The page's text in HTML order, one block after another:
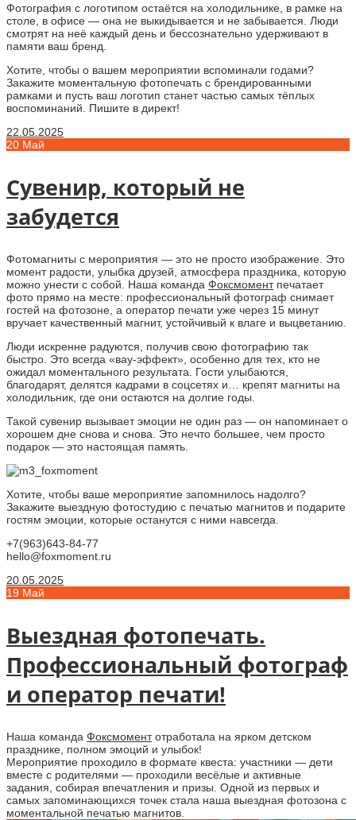
Фотография с логотипом остаётся на холодильнике, в рамке на
столе, в офисе — она не выкидывается и не забывается. Люди
смотрят на неё каждый день и бессознательно удерживают в
памяти ваш бренд.
Хотите, чтобы о вашем мероприятии вспоминали годами?
Закажите моментальную фотопечать с брендированными
рамками и пусть ваш логотип станет частью самых тёплых
воспоминаний. Пишите в директ!
22.05.2025
20 Май
Cувенир, который не
забудется
Фотомагниты с мероприятия — это не просто изображение. Это
момент радости, улыбка друзей, атмосфера праздника, которую
можно унести с собой. Наша команда Фоксмоментпечатает
фото прямо на месте: профессиональный фотограф снимает
гостей на фотозоне, а оператор печати уже через 15 минут
вручает качественный магнит, устойчивый к влаге и выцветанию.
Люди искренне радуются, получив свою фотографию так
быстро. Это всегда «вау-эффект», особенно для тех, кто не
ожидал моментального результата. Гости улыбаются,
благодарят, делятся кадрами в соцсетях и… крепят магниты на
холодильник, где они остаются на долгие годы.
Такой сувенир вызывает эмоции не один раз — он напоминает о
хорошем дне снова и снова. Это нечто большее, чем просто
подарок — это настоящая память.
Хотите, чтобы ваше мероприятие запомнилось надолго?
Закажите выездную фотостудию с печатью магнитов и подарите
гостям эмоции, которые останутся с ними навсегда.
+7(963)643-84-77
hello@foxmoment.ru
20.05.2025
19 Май
Выездная фотопечать.
Профессиональный фотограф
и оператор печати!
Наша команда Фоксмоментотработала на ярком детском
празднике, полном эмоций и улыбок!
Мероприятие проходило в формате квеста: участники — дети
вместе с родителями — проходили весёлые и активные
задания, собирая впечатления и призы. Одной из первых и
самых запоминающихся точек стала наша выездная фотозона с
моментальной печатью магнитов.